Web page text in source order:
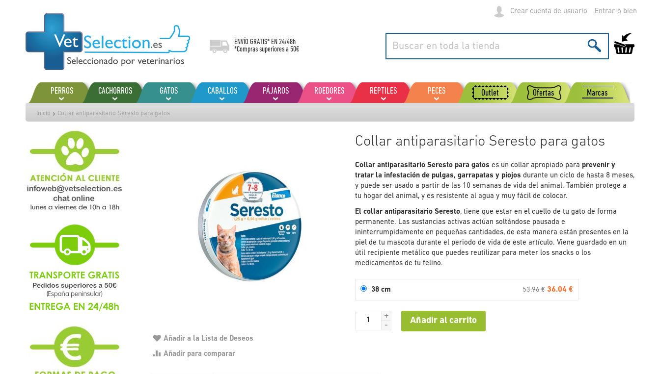
contenido
Crear cuenta de usuario Entrar
ENVÍO GRATIS* EN 24/48h
*Compras superiores a 50€
Mi carrito de
PERROS CACHORROS GATOS CABALLOS PÁJAROS ROEDORES REPTILES PECES Outlet Ofertas Marcas
Inicio Collar antiparasitario Seresto para gatos
Collar antiparasitario Seresto para gatos
Collar antiparasitario Seresto para gatos es un collar apropiado para prevenir y
tratar la infestación de pulgas, garrapatas y piojos durante un ciclo de hasta 8 meses,
y puede ser usado a partir de las 10 semanas de vida del animal. También protege a
tu hogar del animal, y es resistente al agua y muy fácil de colocar.
El collar antiparasitario Seresto, tiene que estar en el cuello de tu gato de forma
permanente. Las sustancias activas actúan soltándose pausada e
ininterrumpidamente en pequeñas cantidades, de esta manera están presentes en la
piel de tu mascota durante el periodo de vida de este artículo. Viene guardado en un
útil recipiente metálico que puedes reutilizar para meter los snacks o los
medicamentos de tu felino.
38 cm 53.96 € 36.04 €
+
-
Añadir al carrito
Añadir a la Lista de Deseos
Añadir para comparar